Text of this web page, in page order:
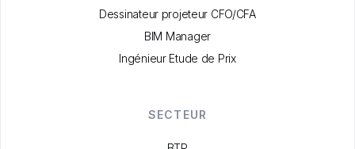
Dessinateur projeteur CFO/CFA
BIM Manager
Ingénieur Etude de Prix
SECTEUR